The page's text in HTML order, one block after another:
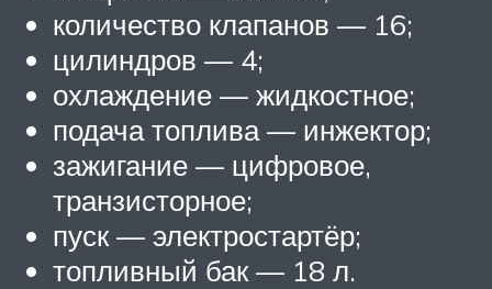
количество клапанов — 16;
цилиндров — 4;
охлаждение — жидкостное;
подача топлива — инжектор;
зажигание — цифровое,
транзисторное;
пуск — электростартёр;
топливный бак — 18 л.